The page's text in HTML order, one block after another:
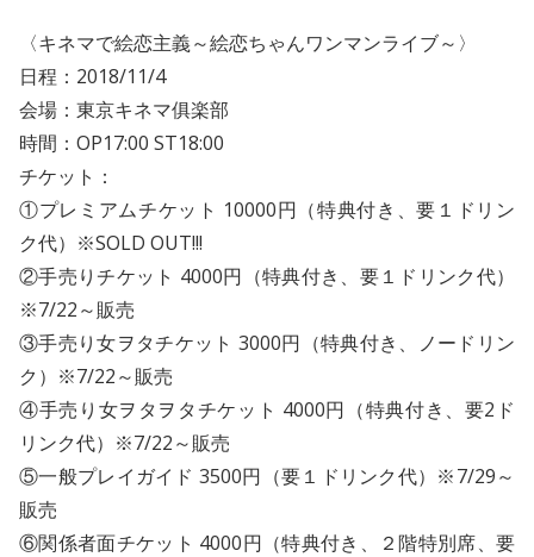
〈キネマで絵恋主義～絵恋ちゃんワンマンライブ～〉
日程：2018/11/4
会場：東京キネマ俱楽部
時間：OP17:00 ST18:00
チケット：
①プレミアムチケット 10000円（特典付き、要１ドリン
ク代）※SOLD OUT!!!
②手売りチケット 4000円（特典付き、要１ドリンク代）
※7/22～販売
③手売り女ヲタチケット 3000円（特典付き、ノードリン
ク）※7/22～販売
④手売り女ヲタヲタチケット 4000円（特典付き、要2ド
リンク代）※7/22～販売
⑤一般プレイガイド 3500円（要１ドリンク代）※7/29～
販売
⑥関係者面チケット 4000円（特典付き、２階特別席、要